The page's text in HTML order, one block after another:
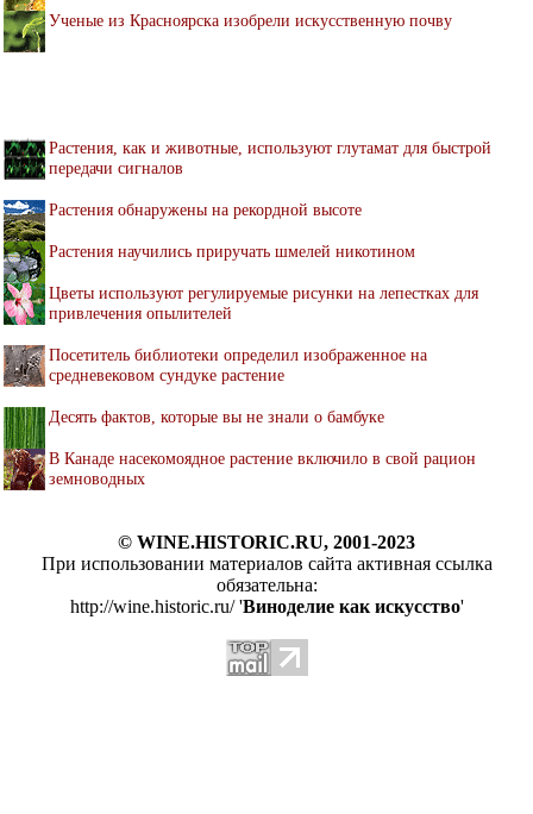
Ученые из Красноярска изобрели искусственную почву
Растения, как и животные, используют глутамат для быстрой
передачи сигналов
Растения обнаружены на рекордной высоте
Растения научились приручать шмелей никотином
Цветы используют регулируемые рисунки на лепестках для
привлечения опылителей
Посетитель библиотеки определил изображенное на
средневековом сундуке растение
Десять фактов, которые вы не знали о бамбуке
В Канаде насекомоядное растение включило в свой рацион
земноводных
© WINE.HISTORIC.RU, 2001-2023
При использовании материалов сайта активная ссылка
обязательна:
http://wine.historic.ru/ 'Виноделие как искусство'